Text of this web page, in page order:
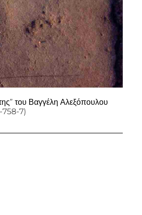
του Βαγγέλη Αλεξόπουλου
7)